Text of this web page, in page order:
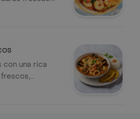
de plátano
con una rica
con coco y